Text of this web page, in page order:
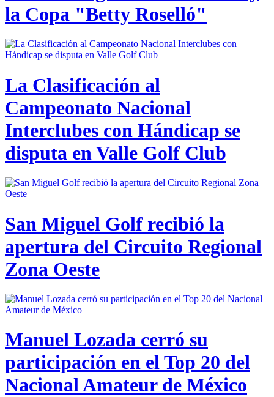
la Copa "Betty Roselló"
La Clasificación al
Campeonato Nacional
Interclubes con Hándicap se
disputa en Valle Golf Club
San Miguel Golf recibió la
apertura del Circuito Regional
Zona Oeste
Manuel Lozada cerró su
participación en el Top 20 del
Nacional Amateur de México